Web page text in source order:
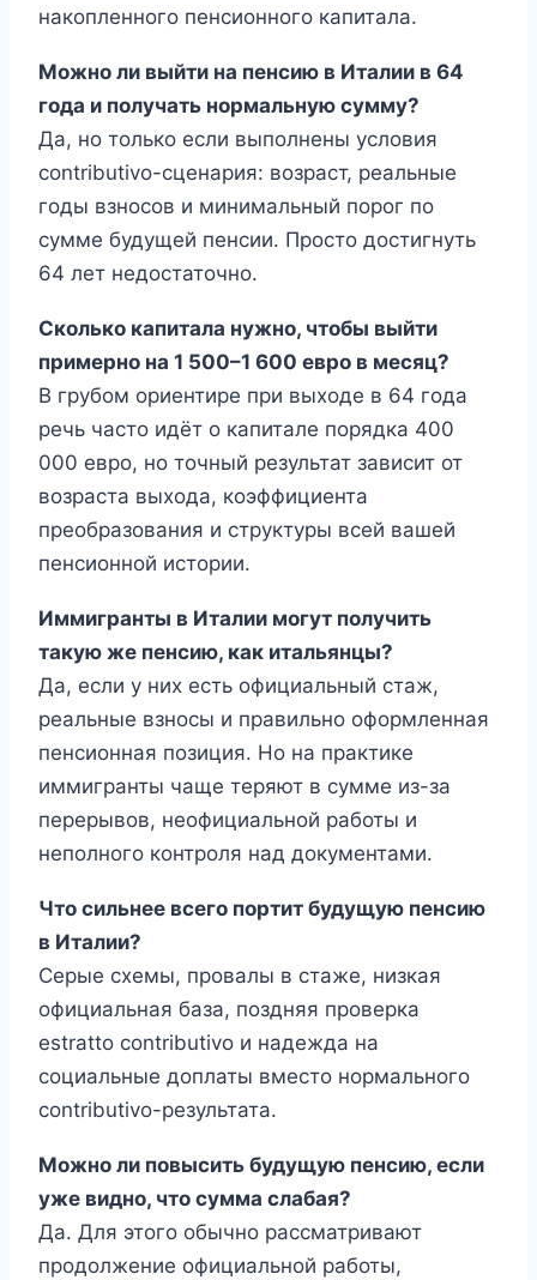
накопленного пенсионного капитала.
Можно ли выйти на пенсию в Италии в 64
года и получать нормальную сумму?
Да, но только если выполнены условия
contributivo-сценария: возраст, реальные
годы взносов и минимальный порог по
сумме будущей пенсии. Просто достигнуть
64 лет недостаточно.
Сколько капитала нужно, чтобы выйти
примерно на 1 500–1 600 евро в месяц?
В грубом ориентире при выходе в 64 года
речь часто идёт о капитале порядка 400
000 евро, но точный результат зависит от
возраста выхода, коэффициента
преобразования и структуры всей вашей
пенсионной истории.
Иммигранты в Италии могут получить
такую же пенсию, как итальянцы?
Да, если у них есть официальный стаж,
реальные взносы и правильно оформленная
пенсионная позиция. Но на практике
иммигранты чаще теряют в сумме из-за
перерывов, неофициальной работы и
неполного контроля над документами.
Что сильнее всего портит будущую пенсию
в Италии?
Серые схемы, провалы в стаже, низкая
официальная база, поздняя проверка
estratto contributivo и надежда на
социальные доплаты вместо нормального
contributivo-результата.
Можно ли повысить будущую пенсию, если
уже видно, что сумма слабая?
Да. Для этого обычно рассматривают
продолжение официальной работы,